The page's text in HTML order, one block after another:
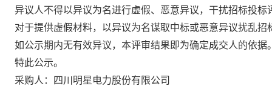
异议人不得以异议为名进行虚假、恶意异议，干扰招标投标
对于提供虚假材料，以异议为名谋取中标或恶意异议扰乱
如公示期内无有效异议，本评审结果即为确定成交人的依据
特此公示。
采购人：四川明星电力股份有限公司